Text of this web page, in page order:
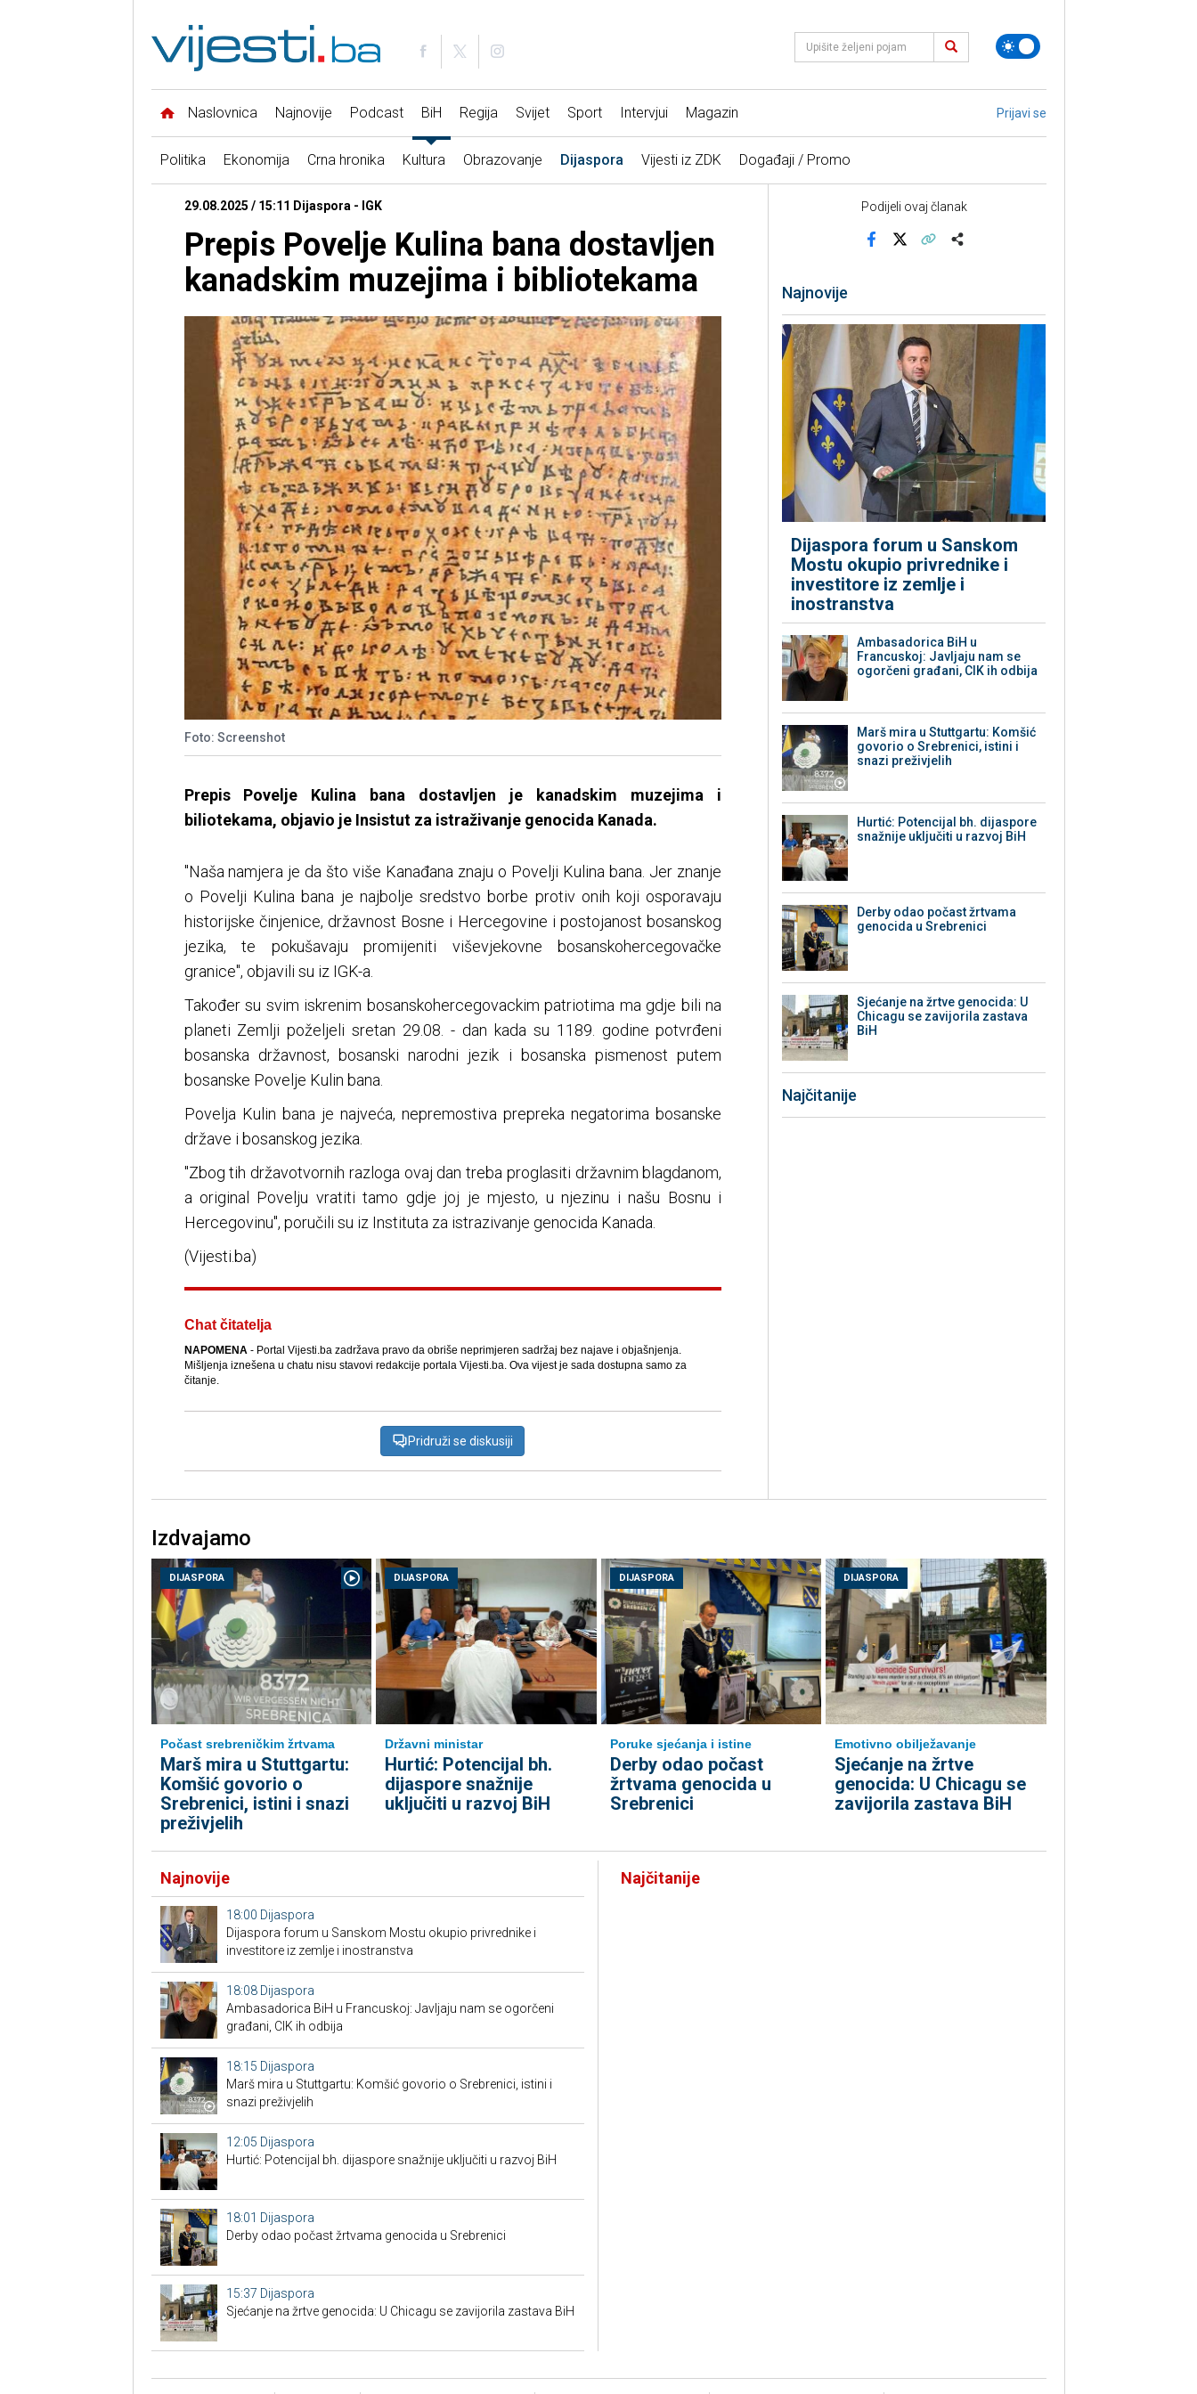
Naslovnica Najnovije Podcast BiH Regija Svijet Sport Intervjui Magazin Prijavi se
Politika Ekonomija Crna hronika Kultura Obrazovanje Dijaspora Vijesti iz ZDK Događaji / Promo
29.08.2025 / 15:11 Dijaspora - IGK
Prepis Povelje Kulina bana dostavljen
kanadskim muzejima i bibliotekama
Foto: Screenshot
Prepis Povelje Kulina bana dostavljen je kanadskim muzejima i
biliotekama, objavio je Insistut za istraživanje genocida Kanada.
"Naša namjera je da što više Kanađana znaju o Povelji Kulina bana. Jer znanje
o Povelji Kulina bana je najbolje sredstvo borbe protiv onih koji osporavaju
historijske činjenice, državnost Bosne i Hercegovine i postojanost bosanskog
jezika, te pokušavaju promijeniti viševjekovne bosanskohercegovačke
granice", objavili su iz IGK-a.
Također su svim iskrenim bosanskohercegovackim patriotima ma gdje bili na
planeti Zemlji poželjeli sretan 29.08. - dan kada su 1189. godine potvrđeni
bosanska državnost, bosanski narodni jezik i bosanska pismenost putem
bosanske Povelje Kulin bana.
Povelja Kulin bana je najveća, nepremostiva prepreka negatorima bosanske
države i bosanskog jezika.
"Zbog tih državotvornih razloga ovaj dan treba proglasiti državnim blagdanom,
a original Povelju vratiti tamo gdje joj je mjesto, u njezinu i našu Bosnu i
Hercegovinu", poručili su iz Instituta za istrazivanje genocida Kanada.
(Vijesti.ba)
Chat čitatelja
NAPOMENA- Portal Vijesti.ba zadržava pravo da obriše neprimjeren sadržaj bez najave i objašnjenja.
Mišljenja iznešena u chatu nisu stavovi redakcije portala Vijesti.ba. Ova vijest je sada dostupna samo za
čitanje.
Pridruži se diskusiji
Podijeli ovaj članak
Najnovije
Dijaspora forum u Sanskom
Mostu okupio privrednike i
investitore iz zemlje i
inostranstva
Ambasadorica BiH u
Francuskoj: Javljaju nam se
ogorčeni građani, CIK ih odbija
Marš mira u Stuttgartu: Komšić
govorio o Srebrenici, istini i
snazi preživjelih
Hurtić: Potencijal bh. dijaspore
snažnije uključiti u razvoj BiH
Derby odao počast žrtvama
genocida u Srebrenici
Sjećanje na žrtve genocida: U
Chicagu se zavijorila zastava
BiH
Najčitanije
Izdvajamo
DIJASPORA
Počast srebreničkim žrtvama
Marš mira u Stuttgartu:
Komšić govorio o
Srebrenici, istini i snazi
preživjelih
DIJASPORA
Državni ministar
Hurtić: Potencijal bh.
dijaspore snažnije
uključiti u razvoj BiH
DIJASPORA
Poruke sjećanja i istine
Derby odao počast
žrtvama genocida u
Srebrenici
DIJASPORA
Emotivno obilježavanje
Sjećanje na žrtve
genocida: U Chicagu se
zavijorila zastava BiH
Najnovije
18:00 Dijaspora
Dijaspora forum u Sanskom Mostu okupio privrednike i
investitore iz zemlje i inostranstva
18:08 Dijaspora
Ambasadorica BiH u Francuskoj: Javljaju nam se ogorčeni
građani, CIK ih odbija
18:15 Dijaspora
Marš mira u Stuttgartu: Komšić govorio o Srebrenici, istini i
snazi preživjelih
12:05 Dijaspora
Hurtić: Potencijal bh. dijaspore snažnije uključiti u razvoj BiH
18:01 Dijaspora
Derby odao počast žrtvama genocida u Srebrenici
15:37 Dijaspora
Sjećanje na žrtve genocida: U Chicagu se zavijorila zastava BiH
Najčitanije